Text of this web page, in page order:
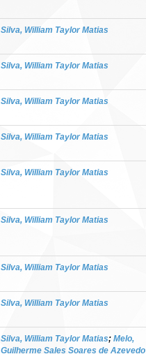
Silva, William Taylor Matias
Silva, William Taylor Matias
Silva, William Taylor Matias
Silva, William Taylor Matias
Silva, William Taylor Matias
Silva, William Taylor Matias
Silva, William Taylor Matias
Silva, William Taylor Matias
Silva, William Taylor Matias; Melo,
Guilherme Sales Soares de Azevedo